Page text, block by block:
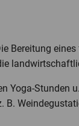
Bereitung
Yoga-Stunden
B.